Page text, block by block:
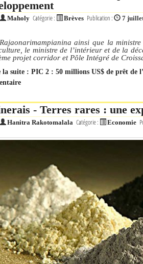
Maholy Catégorie : Brèves Publication : 7
ainsi que la
le ministre de l’intérieur et de la
projet corridor et Pôle Intégré de
suite : PIC 2 : 50 millions US$ de prêt de
- Terres rares : une
Hanitra Rakotomalala Catégorie : Economie